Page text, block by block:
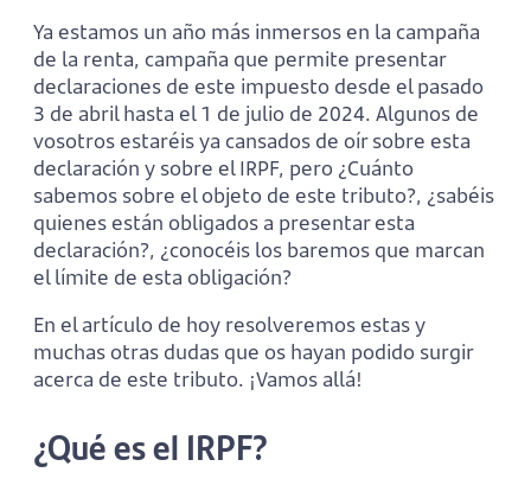
Ya estamos un año más inmersos en la campaña
de la renta, campaña que permite presentar
declaraciones de este impuesto desde el pasado
3 de abril hasta el 1 de julio de 2024. Algunos de
vosotros estaréis ya cansados de oír sobre esta
declaración y sobre el IRPF, pero ¿Cuánto
sabemos sobre el objeto de este tributo?, ¿sabéis
quienes están obligados a presentar esta
declaración?, ¿conocéis los baremos que marcan
el límite de esta obligación?
En el artículo de hoy resolveremos estas y
muchas otras dudas que os hayan podido surgir
acerca de este tributo. ¡Vamos allá!
¿Qué es el IRPF?